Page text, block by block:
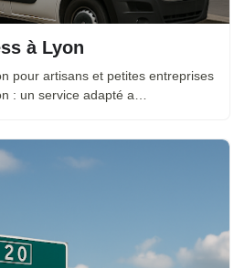
à Lyon
pour artisans et petites entreprises
: un service adapté a…